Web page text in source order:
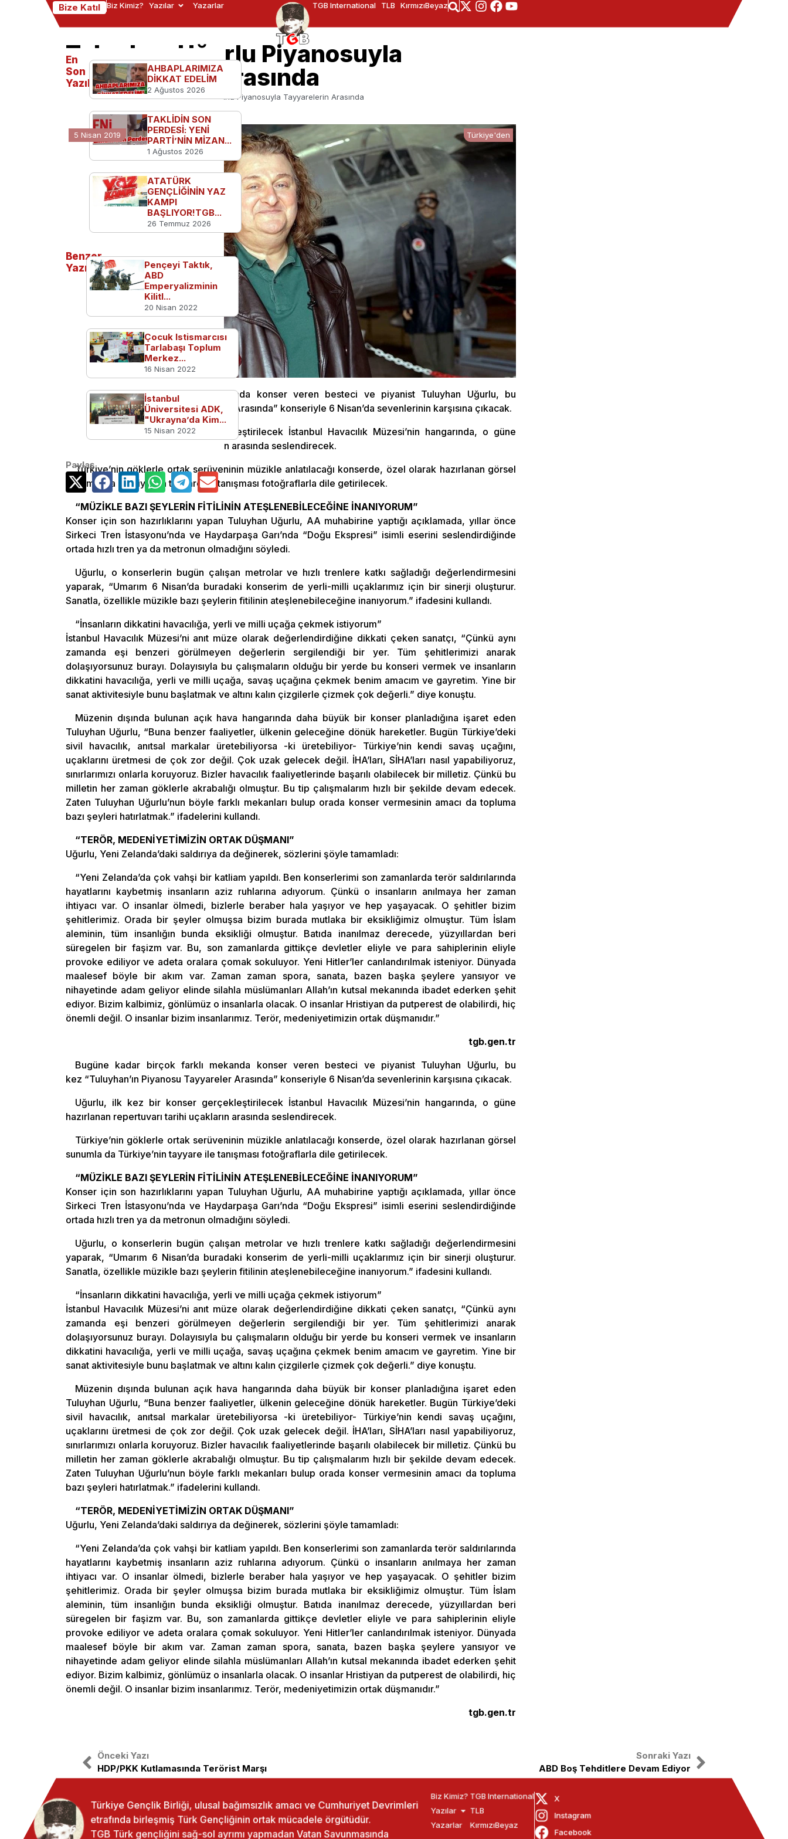
Bize Katıl Biz Kimiz? Yazılar Yazarlar TGB International TLB KırmızıBeyaz
Tuluyhan Uğurlu Piyanosuyla
Tayyarelerin Arasında
Ana Sayfa Türkiye'den Tuluyhan Uğurlu Piyanosuyla Tayyarelerin Arasında
5 Nisan 2019 Türkiye'den
Bugüne kadar birçok farklı mekanda konser veren besteci ve piyanist Tuluyhan Uğurlu, bu
kez “Tuluyhan’ın Piyanosu Tayyareler Arasında” konseriyle 6 Nisan’da sevenlerinin karşısına çıkacak.
Uğurlu, ilk kez bir konser gerçekleştirilecek İstanbul Havacılık Müzesi’nin hangarında, o güne
hazırlanan repertuvarı tarihi uçakların arasında seslendirecek.
Türkiye’nin göklerle ortak serüveninin müzikle anlatılacağı konserde, özel olarak hazırlanan görsel
sunumla da Türkiye’nin tayyare ile tanışması fotoğraflarla dile getirilecek.
“MÜZİKLE BAZI ŞEYLERİN FİTİLİNİN ATEŞLENEBİLECEĞİNE İNANIYORUM”
Konser için son hazırlıklarını yapan Tuluyhan Uğurlu, AA muhabirine yaptığı açıklamada, yıllar önce
Sirkeci Tren İstasyonu’nda ve Haydarpaşa Garı’nda “Doğu Ekspresi” isimli eserini seslendirdiğinde
ortada hızlı tren ya da metronun olmadığını söyledi.
Uğurlu, o konserlerin bugün çalışan metrolar ve hızlı trenlere katkı sağladığı değerlendirmesini
yaparak, “Umarım 6 Nisan’da buradaki konserim de yerli-milli uçaklarımız için bir sinerji oluşturur.
Sanatla, özellikle müzikle bazı şeylerin fitilinin ateşlenebileceğine inanıyorum.” ifadesini kullandı.
“İnsanların dikkatini havacılığa, yerli ve milli uçağa çekmek istiyorum”
İstanbul Havacılık Müzesi’ni anıt müze olarak değerlendirdiğine dikkati çeken sanatçı, “Çünkü aynı
zamanda eşi benzeri görülmeyen değerlerin sergilendiği bir yer. Tüm şehitlerimizi anarak
dolaşıyorsunuz burayı. Dolayısıyla bu çalışmaların olduğu bir yerde bu konseri vermek ve insanların
dikkatini havacılığa, yerli ve milli uçağa, savaş uçağına çekmek benim amacım ve gayretim. Yine bir
sanat aktivitesiyle bunu başlatmak ve altını kalın çizgilerle çizmek çok değerli.” diye konuştu.
Müzenin dışında bulunan açık hava hangarında daha büyük bir konser planladığına işaret eden
Tuluyhan Uğurlu, “Buna benzer faaliyetler, ülkenin geleceğine dönük hareketler. Bugün Türkiye’deki
sivil havacılık, anıtsal markalar üretebiliyorsa -ki üretebiliyor- Türkiye’nin kendi savaş uçağını,
uçaklarını üretmesi de çok zor değil. Çok uzak gelecek değil. İHA’ları, SİHA’ları nasıl yapabiliyoruz,
sınırlarımızı onlarla koruyoruz. Bizler havacılık faaliyetlerinde başarılı olabilecek bir milletiz. Çünkü bu
milletin her zaman göklerle akrabalığı olmuştur. Bu tip çalışmalarım hızlı bir şekilde devam edecek.
Zaten Tuluyhan Uğurlu’nun böyle farklı mekanları bulup orada konser vermesinin amacı da topluma
bazı şeyleri hatırlatmak.” ifadelerini kullandı.
“TERÖR, MEDENİYETİMİZİN ORTAK DÜŞMANI”
Uğurlu, Yeni Zelanda’daki saldırıya da değinerek, sözlerini şöyle tamamladı:
“Yeni Zelanda’da çok vahşi bir katliam yapıldı. Ben konserlerimi son zamanlarda terör saldırılarında
hayatlarını kaybetmiş insanların aziz ruhlarına adıyorum. Çünkü o insanların anılmaya her zaman
ihtiyacı var. O insanlar ölmedi, bizlerle beraber hala yaşıyor ve hep yaşayacak. O şehitler bizim
şehitlerimiz. Orada bir şeyler olmuşsa bizim burada mutlaka bir eksikliğimiz olmuştur. Tüm İslam
aleminin, tüm insanlığın bunda eksikliği olmuştur. Batıda inanılmaz derecede, yüzyıllardan beri
süregelen bir faşizm var. Bu, son zamanlarda gittikçe devletler eliyle ve para sahiplerinin eliyle
provoke ediliyor ve adeta oralara çomak sokuluyor. Yeni Hitler’ler canlandırılmak isteniyor. Dünyada
maalesef böyle bir akım var. Zaman zaman spora, sanata, bazen başka şeylere yansıyor ve
nihayetinde adam geliyor elinde silahla müslümanları Allah’ın kutsal mekanında ibadet ederken şehit
ediyor. Bizim kalbimiz, gönlümüz o insanlarla olacak. O insanlar Hristiyan da putperest de olabilirdi, hiç
önemli değil. O insanlar bizim insanlarımız. Terör, medeniyetimizin ortak düşmanıdır.”
tgb.gen.tr
Bugüne kadar birçok farklı mekanda konser veren besteci ve piyanist Tuluyhan Uğurlu, bu
kez “Tuluyhan’ın Piyanosu Tayyareler Arasında” konseriyle 6 Nisan’da sevenlerinin karşısına çıkacak.
Uğurlu, ilk kez bir konser gerçekleştirilecek İstanbul Havacılık Müzesi’nin hangarında, o güne
hazırlanan repertuvarı tarihi uçakların arasında seslendirecek.
Türkiye’nin göklerle ortak serüveninin müzikle anlatılacağı konserde, özel olarak hazırlanan görsel
sunumla da Türkiye’nin tayyare ile tanışması fotoğraflarla dile getirilecek.
“MÜZİKLE BAZI ŞEYLERİN FİTİLİNİN ATEŞLENEBİLECEĞİNE İNANIYORUM”
Konser için son hazırlıklarını yapan Tuluyhan Uğurlu, AA muhabirine yaptığı açıklamada, yıllar önce
Sirkeci Tren İstasyonu’nda ve Haydarpaşa Garı’nda “Doğu Ekspresi” isimli eserini seslendirdiğinde
ortada hızlı tren ya da metronun olmadığını söyledi.
Uğurlu, o konserlerin bugün çalışan metrolar ve hızlı trenlere katkı sağladığı değerlendirmesini
yaparak, “Umarım 6 Nisan’da buradaki konserim de yerli-milli uçaklarımız için bir sinerji oluşturur.
Sanatla, özellikle müzikle bazı şeylerin fitilinin ateşlenebileceğine inanıyorum.” ifadesini kullandı.
“İnsanların dikkatini havacılığa, yerli ve milli uçağa çekmek istiyorum”
İstanbul Havacılık Müzesi’ni anıt müze olarak değerlendirdiğine dikkati çeken sanatçı, “Çünkü aynı
zamanda eşi benzeri görülmeyen değerlerin sergilendiği bir yer. Tüm şehitlerimizi anarak
dolaşıyorsunuz burayı. Dolayısıyla bu çalışmaların olduğu bir yerde bu konseri vermek ve insanların
dikkatini havacılığa, yerli ve milli uçağa, savaş uçağına çekmek benim amacım ve gayretim. Yine bir
sanat aktivitesiyle bunu başlatmak ve altını kalın çizgilerle çizmek çok değerli.” diye konuştu.
Müzenin dışında bulunan açık hava hangarında daha büyük bir konser planladığına işaret eden
Tuluyhan Uğurlu, “Buna benzer faaliyetler, ülkenin geleceğine dönük hareketler. Bugün Türkiye’deki
sivil havacılık, anıtsal markalar üretebiliyorsa -ki üretebiliyor- Türkiye’nin kendi savaş uçağını,
uçaklarını üretmesi de çok zor değil. Çok uzak gelecek değil. İHA’ları, SİHA’ları nasıl yapabiliyoruz,
sınırlarımızı onlarla koruyoruz. Bizler havacılık faaliyetlerinde başarılı olabilecek bir milletiz. Çünkü bu
milletin her zaman göklerle akrabalığı olmuştur. Bu tip çalışmalarım hızlı bir şekilde devam edecek.
Zaten Tuluyhan Uğurlu’nun böyle farklı mekanları bulup orada konser vermesinin amacı da topluma
bazı şeyleri hatırlatmak.” ifadelerini kullandı.
“TERÖR, MEDENİYETİMİZİN ORTAK DÜŞMANI”
Uğurlu, Yeni Zelanda’daki saldırıya da değinerek, sözlerini şöyle tamamladı:
“Yeni Zelanda’da çok vahşi bir katliam yapıldı. Ben konserlerimi son zamanlarda terör saldırılarında
hayatlarını kaybetmiş insanların aziz ruhlarına adıyorum. Çünkü o insanların anılmaya her zaman
ihtiyacı var. O insanlar ölmedi, bizlerle beraber hala yaşıyor ve hep yaşayacak. O şehitler bizim
şehitlerimiz. Orada bir şeyler olmuşsa bizim burada mutlaka bir eksikliğimiz olmuştur. Tüm İslam
aleminin, tüm insanlığın bunda eksikliği olmuştur. Batıda inanılmaz derecede, yüzyıllardan beri
süregelen bir faşizm var. Bu, son zamanlarda gittikçe devletler eliyle ve para sahiplerinin eliyle
provoke ediliyor ve adeta oralara çomak sokuluyor. Yeni Hitler’ler canlandırılmak isteniyor. Dünyada
maalesef böyle bir akım var. Zaman zaman spora, sanata, bazen başka şeylere yansıyor ve
nihayetinde adam geliyor elinde silahla müslümanları Allah’ın kutsal mekanında ibadet ederken şehit
ediyor. Bizim kalbimiz, gönlümüz o insanlarla olacak. O insanlar Hristiyan da putperest de olabilirdi, hiç
önemli değil. O insanlar bizim insanlarımız. Terör, medeniyetimizin ortak düşmanıdır.”
tgb.gen.tr
En
Son
Yazılanlar
AHBAPLARIMIZA
DİKKAT EDELİM
2 Ağustos 2026
TAKLİDİN SON
PERDESİ: YENİ
PARTİ’NİN MİZAN...
1 Ağustos 2026
ATATÜRK
GENÇLİĞİNİN YAZ
KAMPI
BAŞLIYOR!TGB...
26 Temmuz 2026
Benzer
Yazılar
Pençeyi Taktık,
ABD
Emperyalizminin
Kilitl...
20 Nisan 2022
Çocuk Istismarcısı
Tarlabaşı Toplum
Merkez...
16 Nisan 2022
İstanbul
Üniversitesi ADK,
"Ukrayna’da Kim...
15 Nisan 2022
Paylaş
Önceki Yazı
HDP/PKK Kutlamasında Terörist Marşı
Sonraki Yazı
ABD Boş Tehditlere Devam Ediyor
Türkiye Gençlik Birliği, ulusal bağımsızlık amacı ve Cumhuriyet Devrimleri
etrafında birleşmiş Türk Gençliğinin ortak mücadele örgütüdür.
TGB Türk gençliğini sağ-sol ayrımı yapmadan Vatan Savunmasında
Biz Kimiz?
Yazılar
Yazarlar
TGB International
TLB
KırmızıBeyaz
X
Instagram
Facebook